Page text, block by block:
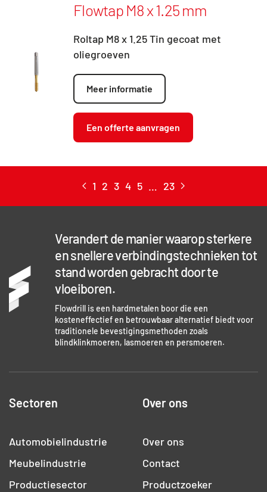
Flowtap M8 x 1.25 mm
Roltap M8 x 1.25 Tin gecoat met
oliegroeven
Meer informatie
Een offerte aanvragen
1 2 3 4 5 … 23
Verandert de manier waarop sterkere
en snellere verbindingstechnieken tot
stand worden gebracht door te
vloeiboren.
Flowdrill is een hardmetalen boor die een
kosteneffectief en betrouwbaar alternatief biedt voor
traditionele bevestigingsmethoden zoals
blindklinkmoeren, lasmoeren en persmoeren.
Sectoren
Automobielindustrie
Meubelindustrie
Productiesector
Over ons
Over ons
Contact
Productzoeker